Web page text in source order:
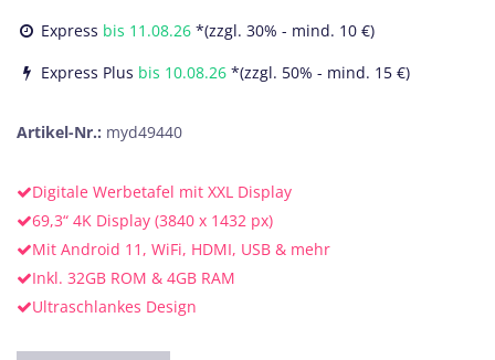
Express bis 11.08.26 *(zzgl. 30% - mind. 10 €)
Express Plus bis 10.08.26 *(zzgl. 50% - mind. 15 €)
Artikel-Nr.: myd49440
Digitale Werbetafel mit XXL Display
69,3“ 4K Display (3840 x 1432 px)
Mit Android 11, WiFi, HDMI, USB & mehr
Inkl. 32GB ROM & 4GB RAM
Ultraschlankes Design